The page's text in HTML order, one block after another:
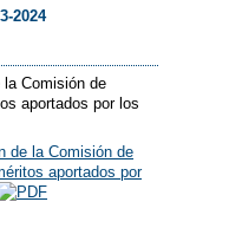
2024
Comisión de
aportados por los
de la Comisión de
aportados por